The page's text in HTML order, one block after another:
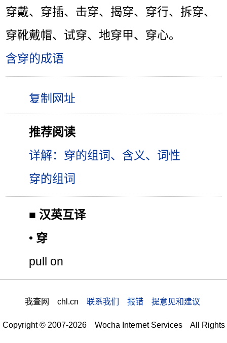
穿戴、穿插、击穿、揭穿、穿行、拆穿、
穿靴戴帽、试穿、地穿甲、穿心。
含穿的成语
推荐阅读
详解：穿的组词、含义、词性
穿的组词
■ 汉英互译
• 穿
pull on
我查网 chl.cn 联系我们 报错 提意见和建议
Copyright © 2007-2026 Wocha Internet Services All Rights